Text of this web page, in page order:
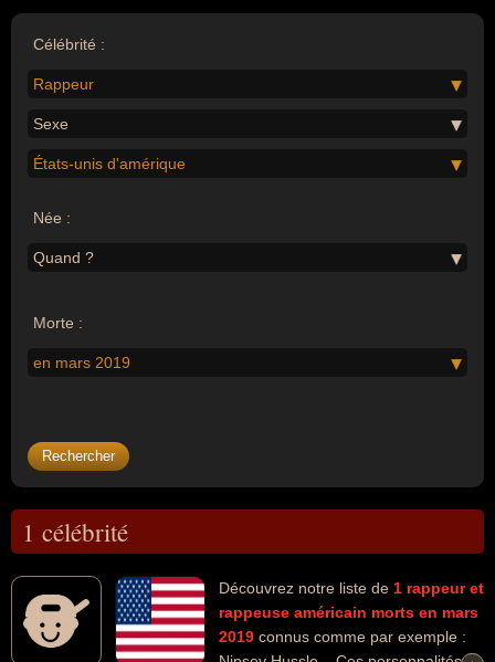
Célébrité :
Rappeur
Sexe
États-unis d'amérique
Née :
Quand ?
Morte :
en mars 2019
1 célébrité
Découvrez notre liste de 1 rappeur et
rappeuse américain morts en mars
2019 connus comme par exemple :